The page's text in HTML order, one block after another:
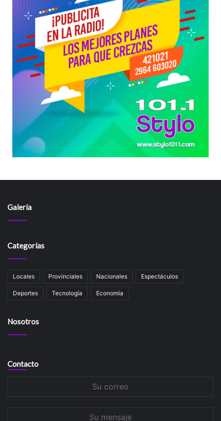
Galería
Categorías
Locales Provinciales Nacionales Espectáculos
Deportes Tecnología Economía
Nosotros
Contacto